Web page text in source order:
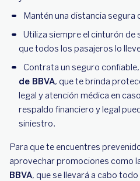
Mantén una distancia segura
Utiliza siempre el cinturón de
que todos los pasajeros lo
Contrata un seguro
de BBVA, que te brinda
legal y atención médica en
respaldo financiero y legal
siniestro.
Para que te encuentres
aprovechar promociones como
BBVA, que se llevará a cabo